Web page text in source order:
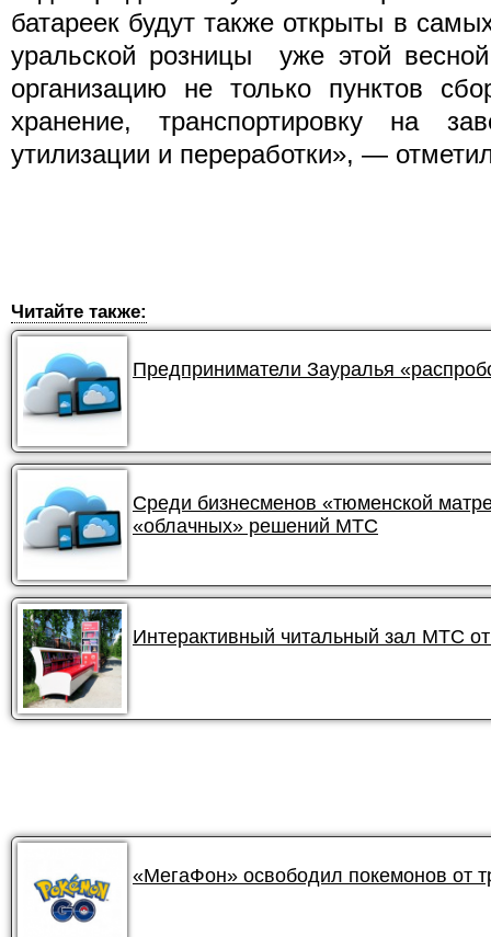
батареек будут также открыты в
уральской розницы уже этой
организацию не только пунктов
хранение, транспортировку на
утилизации и переработки», —
Читайте также:
Предприниматели Зауралья
Среди бизнесменов «тюменской
«облачных» решений МТС
Интерактивный читальный зал МТС
«МегаФон» освободил покемонов от